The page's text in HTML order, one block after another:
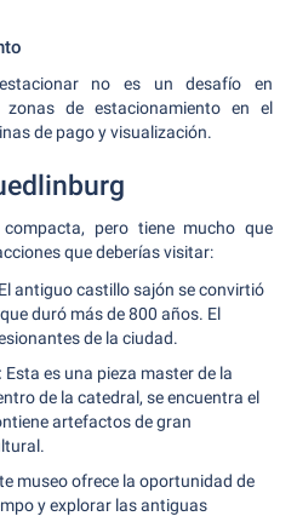
no es un desafío en
zonas de estacionamiento en el
de pago y visualización.
pero tiene mucho que
que deberías visitar:
El antiguo castillo sajón se convirtió
duró más de 800 años. El
de la ciudad.
Esta es una pieza master de la
de la catedral, se encuentra el
artefactos de gran
museo ofrece la oportunidad de
y explorar las antiguas